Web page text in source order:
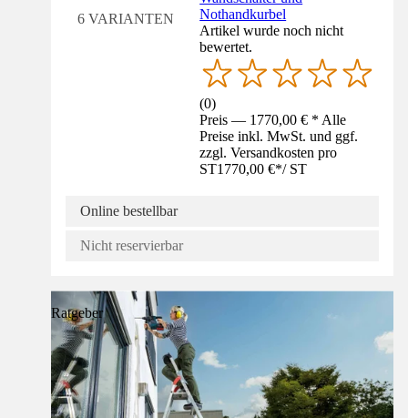
6 VARIANTEN
Nothandkurbel
Artikel wurde noch nicht
bewertet.
(0)
Preis — 1770,00 € * Alle
Preise inkl. MwSt. und ggf.
zzgl. Versandkosten pro
ST1770,00 €*/ ST
Online bestellbar
Nicht reservierbar
Ratgeber